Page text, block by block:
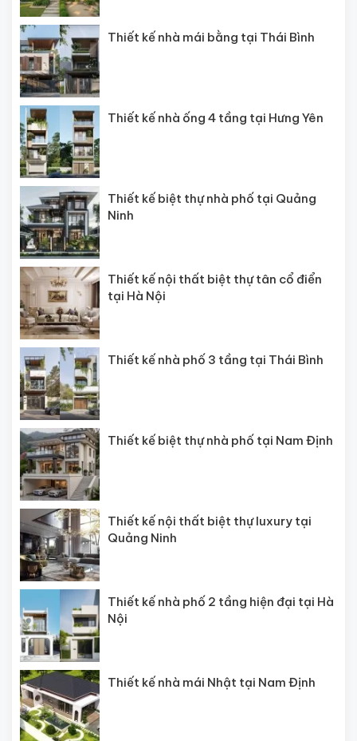
Thiết kế nhà mái bằng tại Thái Bình
Thiết kế nhà ống 4 tầng tại Hưng Yên
Thiết kế biệt thự nhà phố tại Quảng
Ninh
Thiết kế nội thất biệt thự tân cổ điển
tại Hà Nội
Thiết kế nhà phố 3 tầng tại Thái Bình
Thiết kế biệt thự nhà phố tại Nam Định
Thiết kế nội thất biệt thự luxury tại
Quảng Ninh
Thiết kế nhà phố 2 tầng hiện đại tại Hà
Nội
Thiết kế nhà mái Nhật tại Nam Định